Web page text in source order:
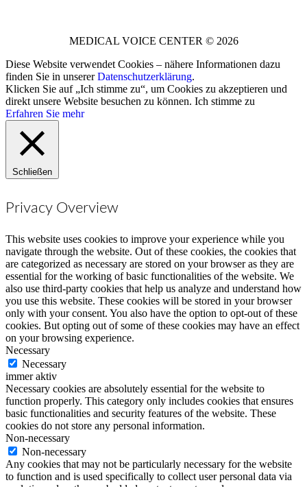
MEDICAL VOICE CENTER © 2026
Diese Website verwendet Cookies – nähere Informationen dazu
finden Sie in unsererDatenschutzerklärung.
Klicken Sie auf „Ich stimme zu“, um Cookies zu akzeptieren und
direkt unsere Website besuchen zu können. Ich stimme zu
Erfahren Sie mehr
Schließen
Privacy Overview
This website uses cookies to improve your experience while you
navigate through the website. Out of these cookies, the cookies that
are categorized as necessary are stored on your browser as they are
essential for the working of basic functionalities of the website. We
also use third-party cookies that help us analyze and understand how
you use this website. These cookies will be stored in your browser
only with your consent. You also have the option to opt-out of these
cookies. But opting out of some of these cookies may have an effect
on your browsing experience.
Necessary
Necessary
immer aktiv
Necessary cookies are absolutely essential for the website to
function properly. This category only includes cookies that ensures
basic functionalities and security features of the website. These
cookies do not store any personal information.
Non-necessary
Non-necessary
Any cookies that may not be particularly necessary for the website
to function and is used specifically to collect user personal data via